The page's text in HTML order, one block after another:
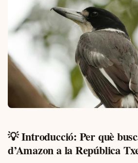
💡 Introducció: Per què
d’Amazon a la República